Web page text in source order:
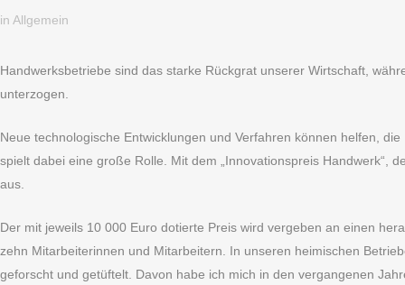
in Allgemein
Handwerksbetriebe sind das starke Rückgrat unserer Wirtschaft,
unterzogen.
Neue technologische Entwicklungen und Verfahren können helfen,
spielt dabei eine große Rolle. Mit dem „Innovationspreis Handwerk“,
aus.
Der mit jeweils 10 000 Euro dotierte Preis wird vergeben an einen
zehn Mitarbeiterinnen und Mitarbeitern. In unseren heimischen
geforscht und getüftelt. Davon habe ich mich in den vergangenen